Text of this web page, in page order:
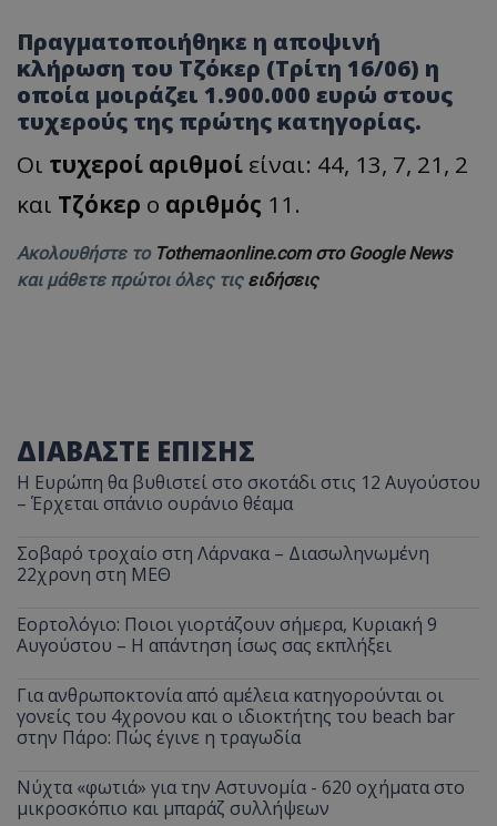
Πραγματοποιήθηκε η αποψινή
κλήρωση του Τζόκερ (Τρίτη 16/06) η
οποία μοιράζει 1.900.000 ευρώ στους
τυχερούς της πρώτης κατηγορίας.
Οι τυχεροί αριθμοί είναι: 44, 13, 7, 21, 2
και Τζόκερ ο αριθμός 11.
Ακολουθήστε το Tothemaonline.com στο Google News
και μάθετε πρώτοι όλες τις ειδήσεις
ΔΙΑΒΑΣΤΕ ΕΠΙΣΗΣ
Η Ευρώπη θα βυθιστεί στο σκοτάδι στις 12 Αυγούστου
– Έρχεται σπάνιο ουράνιο θέαμα
Σοβαρό τροχαίο στη Λάρνακα – Διασωληνωμένη
22χρονη στη ΜΕΘ
Εορτολόγιο: Ποιοι γιορτάζουν σήμερα, Κυριακή 9
Αυγούστου – Η απάντηση ίσως σας εκπλήξει
Για ανθρωποκτονία από αμέλεια κατηγορούνται οι
γονείς του 4χρονου και ο ιδιοκτήτης του beach bar
στην Πάρο: Πώς έγινε η τραγωδία
Νύχτα «φωτιά» για την Αστυνομία - 620 οχήματα στο
μικροσκόπιο και μπαράζ συλλήψεων